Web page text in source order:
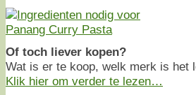
Of toch liever kopen?
Wat is er te koop, welk merk is het
Klik hier om verder te lezen…